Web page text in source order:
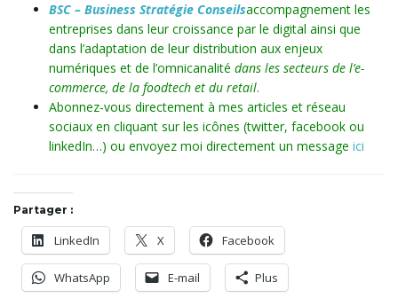
BSC – Business Stratégie Conseilsaccompagnement les
entreprises dans leur croissance par le digital ainsi que
dans l’adaptation de leur distribution aux enjeux
numériques et de l’omnicanalité dans les secteurs de l’e-
commerce, de la foodtech et du retail.
Abonnez-vous directement à mes articles et réseau
sociaux en cliquant sur les icônes (twitter, facebook ou
linkedIn…) ou envoyez moi directement un message ici
Partager :
LinkedIn X Facebook
WhatsApp E-mail Plus